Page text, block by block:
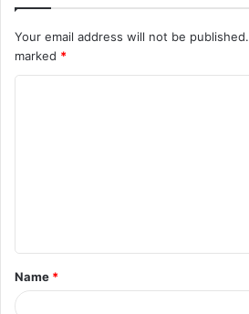
Your email address will not be published.
marked *
t
*
Name *